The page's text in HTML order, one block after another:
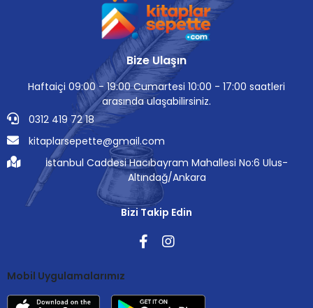
Bize Ulaşın
Haftaiçi 09:00 - 19:00 Cumartesi 10:00 - 17:00 saatleri
arasında ulaşabilirsiniz.
0312 419 72 18
kitaplarsepette@gmail.com
İstanbul Caddesi Hacıbayram Mahallesi No:6 Ulus-
Altındağ/Ankara
Bizi Takip Edin
Mobil Uygulamalarımız